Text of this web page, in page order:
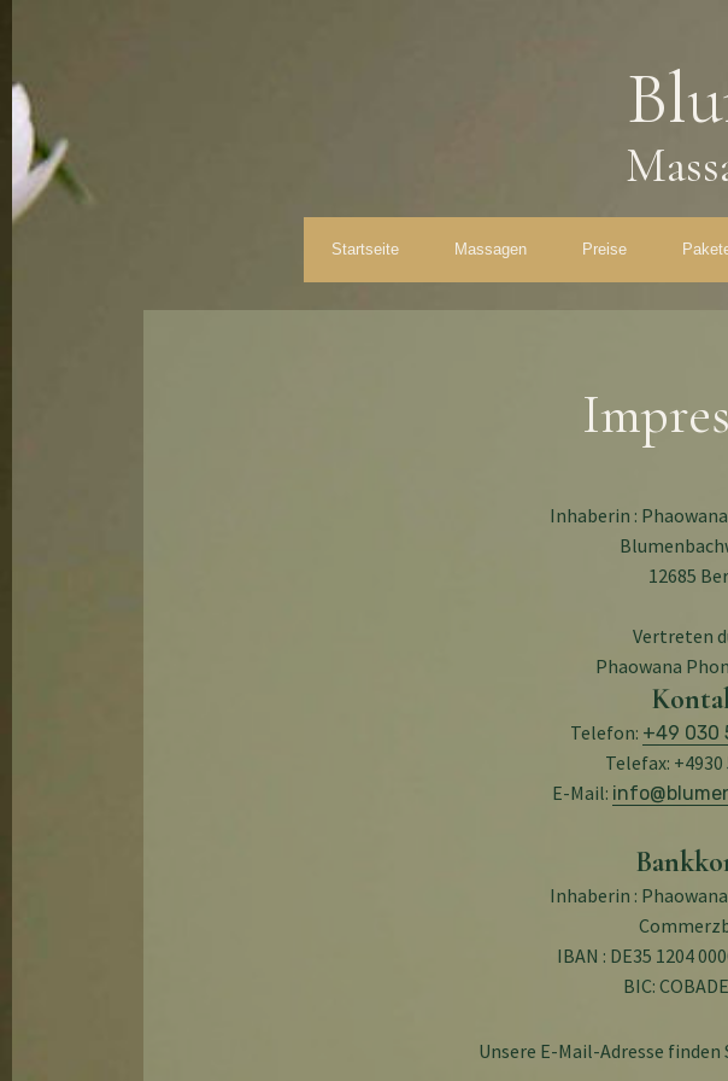
Startseite Massagen Preise
Inhaberin :
12685
Vertreten
Phaowana
Telefon: +49 030
Telefax: +4930
E-Mail:
Inhaberin :
IBAN : DE35 1204
BIC:
Unsere E-Mail-Adresse